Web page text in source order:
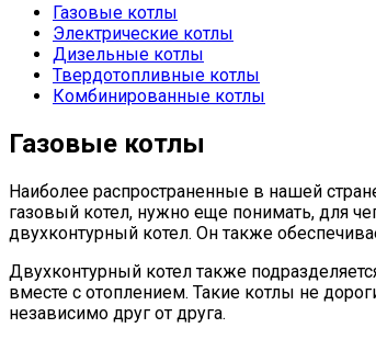
Газовые котлы
Электрические котлы
Дизельные котлы
Твердотопливные котлы
Комбинированные котлы
Газовые котлы
Наиболее распространенные в нашей
газовый котел, нужно еще понимать, для
двухконтурный котел. Он также
Двухконтурный котел также
вместе с отоплением. Такие котлы не
независимо друг от друга.